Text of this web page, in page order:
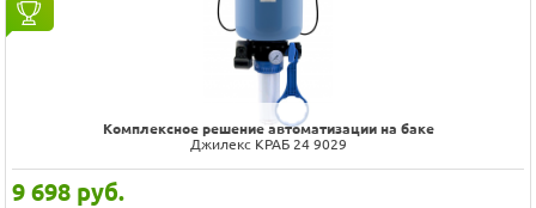
Комплексное решение автоматизации на баке
Джилекс КРАБ 24 9029
9 698 руб.